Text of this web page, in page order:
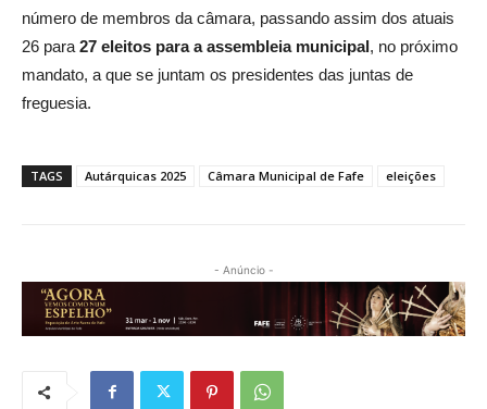
número de membros da câmara, passando assim dos atuais
26 para 27 eleitos para a assembleia municipal, no próximo
mandato, a que se juntam os presidentes das juntas de
freguesia.
TAGS Autárquicas 2025 Câmara Municipal de Fafe eleições
- Anúncio -